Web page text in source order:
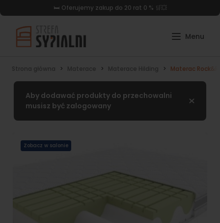
🛏️ Oferujemy zakup do 20 rat 0 % 🛒💥
Strona główna Materace Materace Hilding Materac
Zamknij
Aby dodawać produkty do przechowalni
musisz być zalogowany
Zobacz w salonie